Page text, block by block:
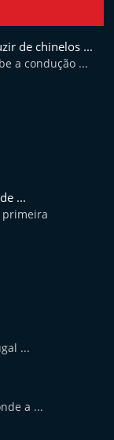
de chinelos ...
a condução ...
...
primeira
...
a ...